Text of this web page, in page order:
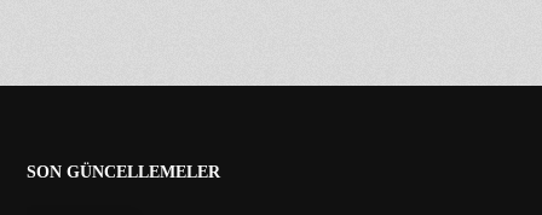
SON GÜNCELLEMELER